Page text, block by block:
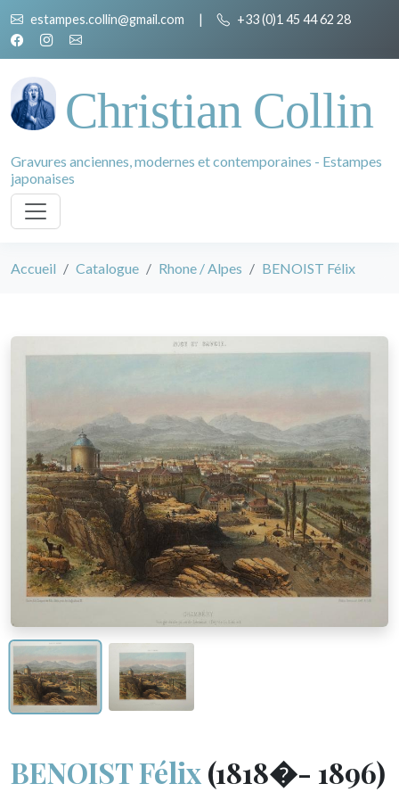
estampes.collin@gmail.com | +33 (0)1 45 44 62 28
Christian Collin
Gravures anciennes, modernes et contemporaines - Estampes
japonaises
Accueil Catalogue Rhone / Alpes BENOIST Félix
BENOIST Félix(1818�- 1896)